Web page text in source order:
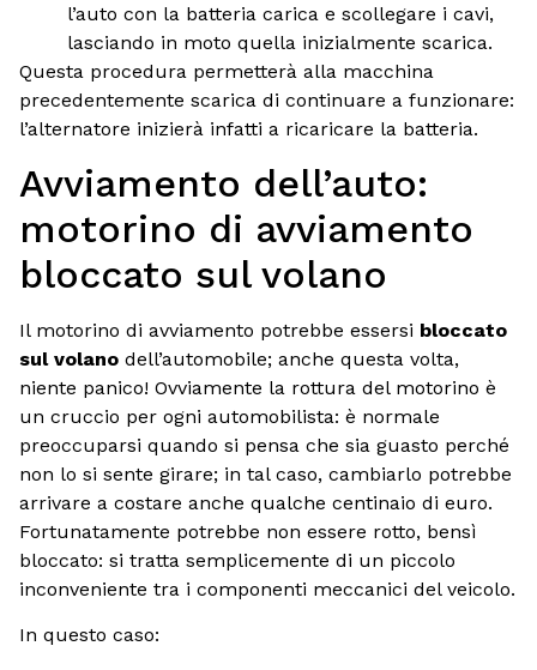
l’auto con la batteria carica e scollegare i cavi,
lasciando in moto quella inizialmente scarica.
Questa procedura permetterà alla macchina
precedentemente scarica di continuare a funzionare:
l’alternatore inizierà infatti a ricaricare la batteria.
Avviamento dell’auto:
motorino di avviamento
bloccato sul volano
Il motorino di avviamento potrebbe essersi bloccato
sul volano dell’automobile; anche questa volta,
niente panico! Ovviamente la rottura del motorino è
un cruccio per ogni automobilista: è normale
preoccuparsi quando si pensa che sia guasto perché
non lo si sente girare; in tal caso, cambiarlo potrebbe
arrivare a costare anche qualche centinaio di euro.
Fortunatamente potrebbe non essere rotto, bensì
bloccato: si tratta semplicemente di un piccolo
inconveniente tra i componenti meccanici del veicolo.
In questo caso: